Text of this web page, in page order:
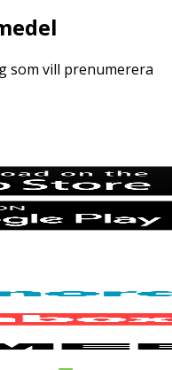
som vill prenumerera